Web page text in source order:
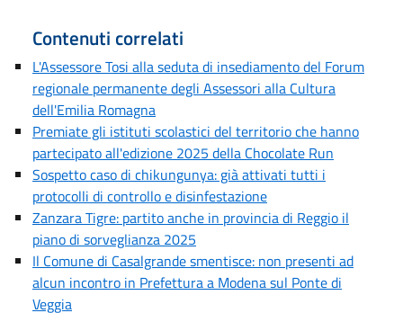
Contenuti correlati
L'Assessore Tosi alla seduta di insediamento del Forum
regionale permanente degli Assessori alla Cultura
dell'Emilia Romagna
Premiate gli istituti scolastici del territorio che hanno
partecipato all'edizione 2025 della Chocolate Run
Sospetto caso di chikungunya: già attivati tutti i
protocolli di controllo e disinfestazione
Zanzara Tigre: partito anche in provincia di Reggio il
piano di sorveglianza 2025
Il Comune di Casalgrande smentisce: non presenti ad
alcun incontro in Prefettura a Modena sul Ponte di
Veggia